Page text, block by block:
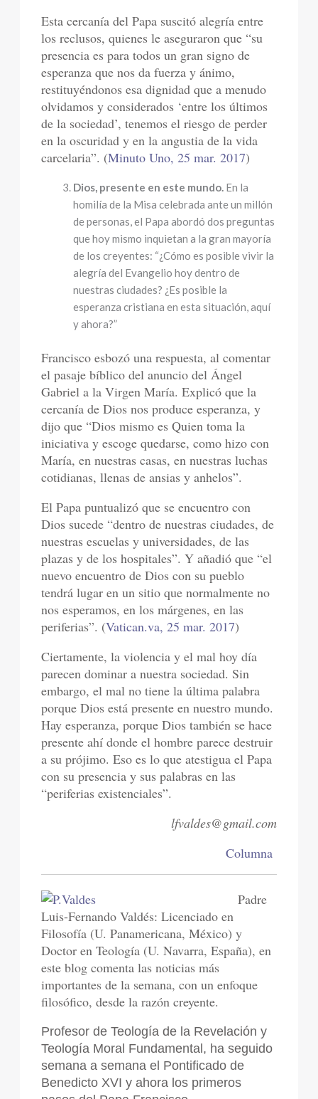
Esta cercanía del Papa suscitó alegría entre
los reclusos, quienes le aseguraron que “su
presencia es para todos un gran signo de
esperanza que nos da fuerza y ánimo,
restituyéndonos esa dignidad que a menudo
olvidamos y considerados ‘entre los últimos
de la sociedad’, tenemos el riesgo de perder
en la oscuridad y en la angustia de la vida
carcelaria”. (Minuto Uno, 25 mar. 2017)
Dios, presente en este mundo. En la
homilía de la Misa celebrada ante un millón
de personas, el Papa abordó dos preguntas
que hoy mismo inquietan a la gran mayoría
de los creyentes: “¿Cómo es posible vivir la
alegría del Evangelio hoy dentro de
nuestras ciudades? ¿Es posible la
esperanza cristiana en esta situación, aquí
y ahora?”
Francisco esbozó una respuesta, al comentar
el pasaje bíblico del anuncio del Ángel
Gabriel a la Virgen María. Explicó que la
cercanía de Dios nos produce esperanza, y
dijo que “Dios mismo es Quien toma la
iniciativa y escoge quedarse, como hizo con
María, en nuestras casas, en nuestras luchas
cotidianas, llenas de ansias y anhelos”.
El Papa puntualizó que se encuentro con
Dios sucede “dentro de nuestras ciudades, de
nuestras escuelas y universidades, de las
plazas y de los hospitales”. Y añadió que “el
nuevo encuentro de Dios con su pueblo
tendrá lugar en un sitio que normalmente no
nos esperamos, en los márgenes, en las
periferias”. (Vatican.va, 25 mar. 2017)
Ciertamente, la violencia y el mal hoy día
parecen dominar a nuestra sociedad. Sin
embargo, el mal no tiene la última palabra
porque Dios está presente en nuestro mundo.
Hay esperanza, porque Dios también se hace
presente ahí donde el hombre parece destruir
a su prójimo. Eso es lo que atestigua el Papa
con su presencia y sus palabras en las
“periferias existenciales”.
lfvaldes@gmail.com
Columna
Padre
Luis-Fernando Valdés: Licenciado en
Filosofía (U. Panamericana, México) y
Doctor en Teología (U. Navarra, España), en
este blog comenta las noticias más
importantes de la semana, con un enfoque
filosófico, desde la razón creyente.
Profesor de Teología de la Revelación y
Teología Moral Fundamental, ha seguido
semana a semana el Pontificado de
Benedicto XVI y ahora los primeros